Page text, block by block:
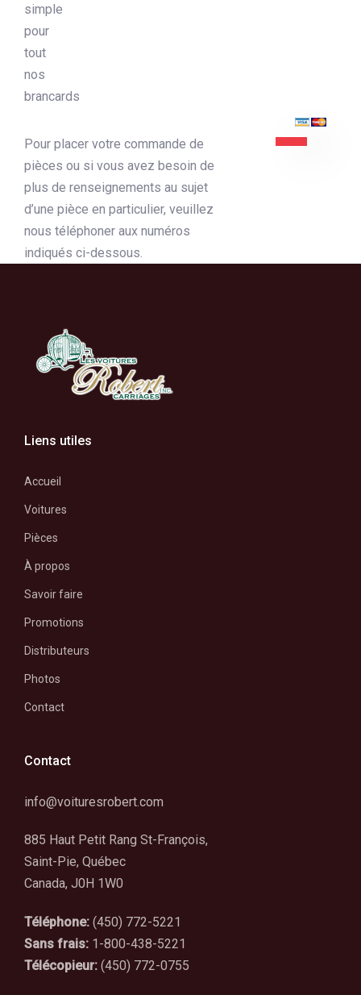
simple
pour
tout
nos
brancards
Pour placer votre commande de
pièces ou si vous avez besoin de
plus de renseignements au sujet
d’une pièce en particulier, veuillez
nous téléphoner aux numéros
indiqués ci-dessous.
Liens utiles
Accueil
Voitures
Pièces
À propos
Savoir faire
Promotions
Distributeurs
Photos
Contact
Contact
info@voituresrobert.com
885 Haut Petit Rang St-François,
Saint-Pie, Québec
Canada, J0H 1W0
Téléphone: (450) 772-5221
Sans frais: 1-800-438-5221
Télécopieur: (450) 772-0755